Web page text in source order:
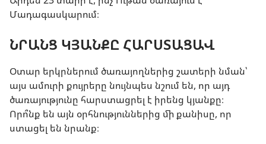
Մադագասկարում։
ՆՐԱՆՑ ԿՅԱՆՔԸ ՀԱՐՍՏԱՑԱՎ
Օտար երկրներում ծառայողներից շատերի նման՝
այս ամուրի քույրերը նույնպես նշում են, որ այդ
ծառայությունը հարստացրել է իրենց կյանքը։
Որո՞նք են այն օրհնություններից մի քանիսը, որ
ստացել են նրանք։